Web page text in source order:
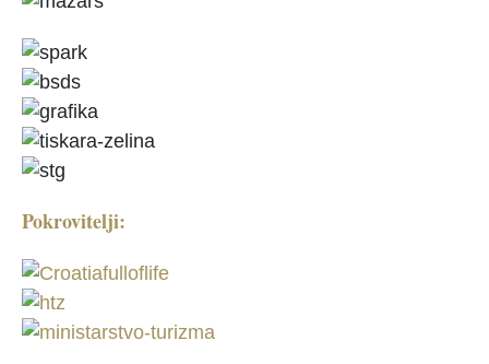
Pokrovitelji: